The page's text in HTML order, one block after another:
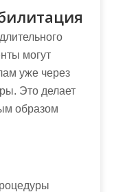
могут
уже через
Это делает
образом